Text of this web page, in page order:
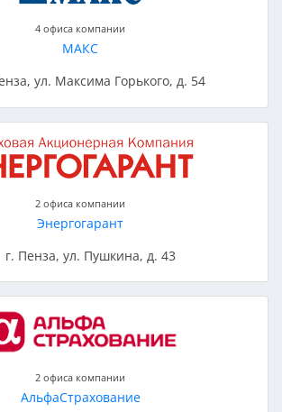
4 офиса компании
МАКС
ул. Максима Горького, д. 54
2 офиса компании
Энергогарант
г. Пенза, ул. Пушкина, д. 43
2 офиса компании
АльфаСтрахование